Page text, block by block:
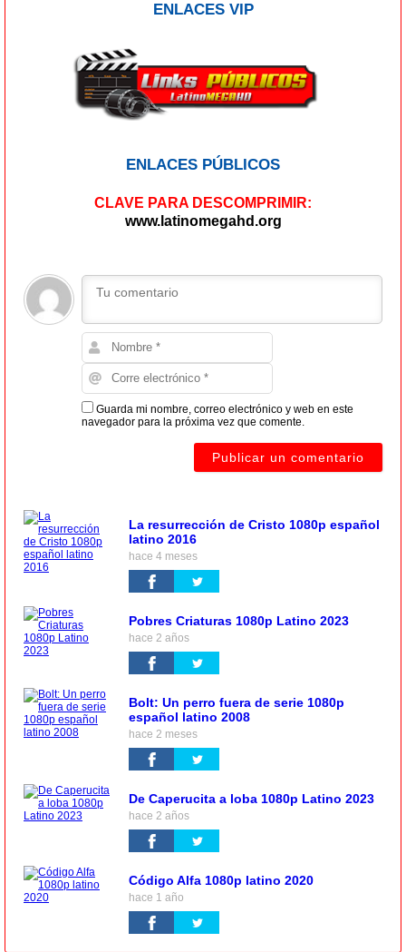
ENLACES VIP
ENLACES PÚBLICOS
CLAVE PARA DESCOMPRIMIR:
www.latinomegahd.org
Guarda mi nombre, correo electrónico y web en este
navegador para la próxima vez que comente.
La resurrección de Cristo 1080p español
latino 2016
hace 4 meses
Pobres Criaturas 1080p Latino 2023
hace 2 años
Bolt: Un perro fuera de serie 1080p
español latino 2008
hace 2 meses
De Caperucita a loba 1080p Latino 2023
hace 2 años
Código Alfa 1080p latino 2020
hace 1 año